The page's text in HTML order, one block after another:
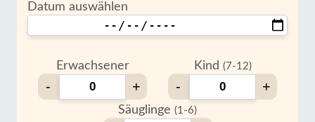
Datum auswählen
Erwachsener
- +
Kind (7-12)
- +
Säuglinge (1-6)